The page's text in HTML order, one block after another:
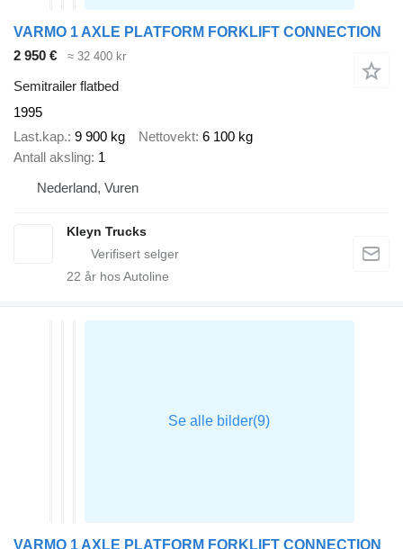
VARMO 1 AXLE PLATFORM FORKLIFT CONNECTION
2 950 €
≈ 32 400 kr
Semitrailer flatbed
1995
Last.kap. 9 900 kg Nettovekt 6 100 kg
Antall aksling 1
Nederland, Vuren
Kleyn Trucks
22 år hos Autoline
VARMO 1 AXLE PLATFORM FORKLIFT CONNECTION